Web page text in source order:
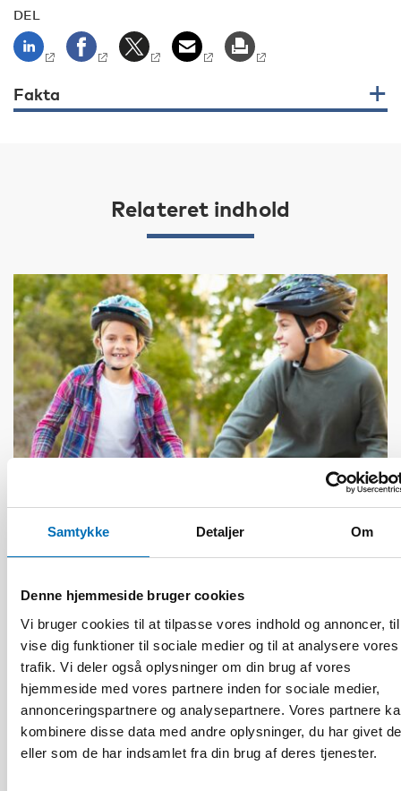
Samtykke Detaljer Om
Denne hjemmeside bruger cookies
Vi bruger cookies til at tilpasse vores indhold og annoncer,
vise dig funktioner til sociale medier og til at analysere vores
trafik. Vi deler også oplysninger om din brug af vores
hjemmeside med vores partnere inden for sociale medier,
annonceringspartnere og analysepartnere. Vores partnere
kombinere disse data med andre oplysninger, du har givet
eller som de har indsamlet fra din brug af deres tjenester.
DEL
Fakta
Relateret indhold
3 jun 2026
Nordiskt projekt om hälsoekonomi – hur kan vi
beräkna vad folkhälsan kostar?